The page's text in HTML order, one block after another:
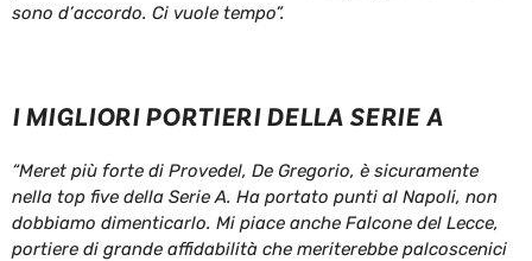
sono d’accordo. Ci vuole tempo”.
I MIGLIORI PORTIERI DELLA SERIE A
“Meret più forte di Provedel, De Gregorio, è sicuramente
nella top five della Serie A. Ha portato punti al Napoli, non
dobbiamo dimenticarlo. Mi piace anche Falcone del Lecce,
portiere di grande affidabilità che meriterebbe palcoscenici